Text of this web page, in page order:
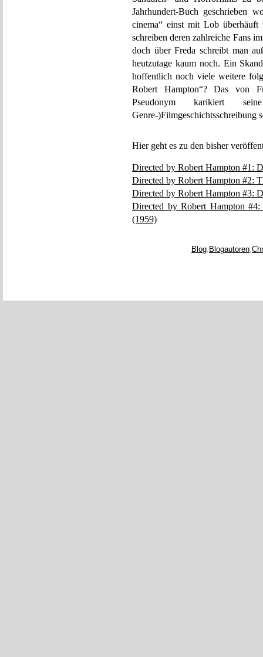
Jahrhundert-Buch geschrieben
cinema“ einst mit Lob
schreiben deren zahlreiche Fans
doch über Freda schreibt man
heutzutage kaum noch. Ein
hoffentlich noch viele weitere
Robert Hampton“? Das von
Pseudonym karikiert
Genre-)Filmgeschichtsschreibung
Hier geht es zu den bisher
Directed by Robert Hampton #1:
Directed by Robert Hampton #2:
Directed by Robert Hampton #3:
Directed by Robert Hampton
(1959)
Blog, Blogautoren,